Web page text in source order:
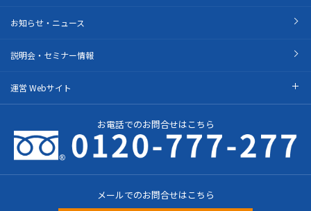
お知らせ・ニュース
説明会・セミナー情報
運営 Webサイト
お電話でのお問合せはこちら
メールでのお問合せはこちら